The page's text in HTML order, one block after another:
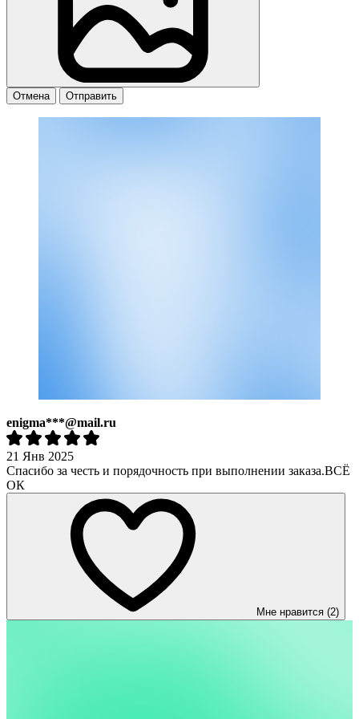
Отмена Отправить
enigma***@mail.ru
21 Янв 2025
Спасибо за честь и порядочность при выполнении заказа.ВСЁ
ОК
Мне нравится (2)